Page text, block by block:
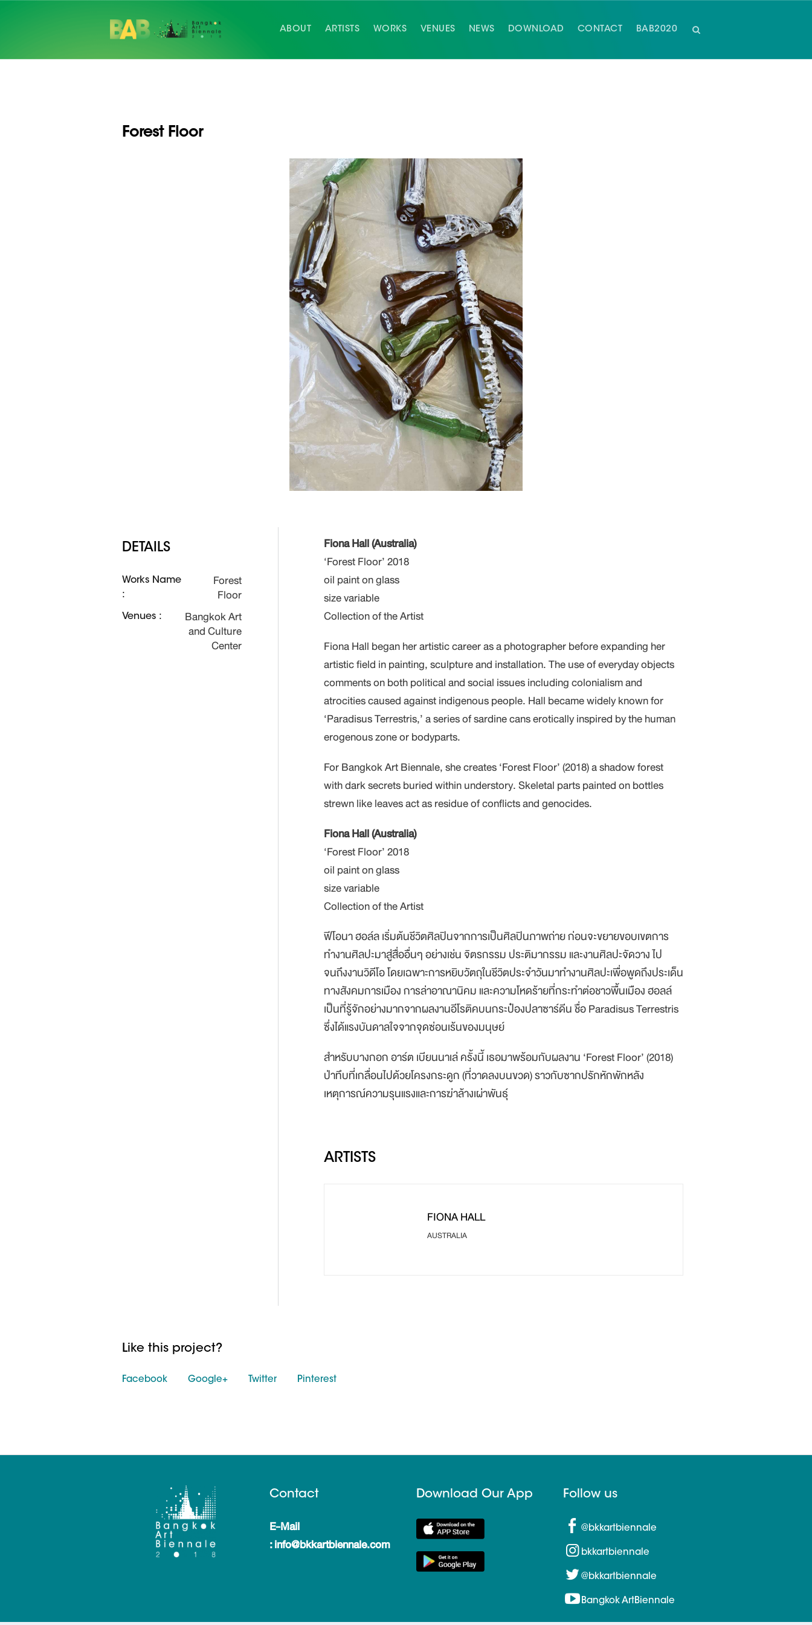
ABOUT ARTISTS WORKS VENUES NEWS DOWNLOAD CONTACT BAB2020
Forest Floor
DETAILS
Works Name
:
Forest
Floor
Venues :
Bangkok Art
and Culture
Center
Fiona Hall (Australia)
‘Forest Floor’ 2018
oil paint on glass
size variable
Collection of the Artist
Fiona Hall began her artistic career as a photographer before expanding her
artistic field in painting, sculpture and installation. The use of everyday objects
comments on both political and social issues including colonialism and
atrocities caused against indigenous people. Hall became widely known for
‘Paradisus Terrestris,’ a series of sardine cans erotically inspired by the human
erogenous zone or bodyparts.
For Bangkok Art Biennale, she creates ‘Forest Floor’ (2018) a shadow forest
with dark secrets buried within understory. Skeletal parts painted on bottles
strewn like leaves act as residue of conflicts and genocides.
Fiona Hall (Australia)
‘Forest Floor’ 2018
oil paint on glass
size variable
Collection of the Artist
ฟีโอนา ฮอล์ล เริ่มต้นชีวิตศิลปินจากการเป็นศิลปินภาพถ่าย ก่อนจะขยายขอบเขตการ
ทำงานศิลปะมาสู่สื่ออื่นๆ อย่างเช่น จิตรกรรม ประติมากรรม และงานศิลปะจัดวาง ไป
จนถึงงานวิดีโอ โดยเฉพาะการหยิบวัตถุในชีวิตประจำวันมาทำงานศิลปะเพื่อพูดถึงประเด็น
ทางสังคมการเมือง การล่าอาณานิคม และความโหดร้ายที่กระทำต่อชาวพื้นเมือง ฮอลล์
เป็นที่รู้จักอย่างมากจากผลงานอีโรติคบนกระป๋องปลาซาร์ดีน ชื่อ Paradisus Terrestris
ซึ่งได้แรงบันดาลใจจากจุดซ่อนเร้นของมนุษย์
สำหรับบางกอก อาร์ต เบียนนาเล่ ครั้งนี้ เธอมาพร้อมกับผลงาน ‘Forest Floor’ (2018)
ป่าทึบที่เกลื่อนไปด้วยโครงกระดูก (ที่วาดลงบนขวด) ราวกับซากปรักหักพักหลัง
เหตุการณ์ความรุนแรงและการฆ่าล้างเผ่าพันธ์ุ
ARTISTS
FIONA HALL
AUSTRALIA
Like this project?
Facebook Google+ Twitter Pinterest
Contact
E-Mail
: info@bkkartbiennale.com
Download Our App Follow us
@bkkartbiennale
bkkartbiennale
@bkkartbiennale
Bangkok ArtBiennale